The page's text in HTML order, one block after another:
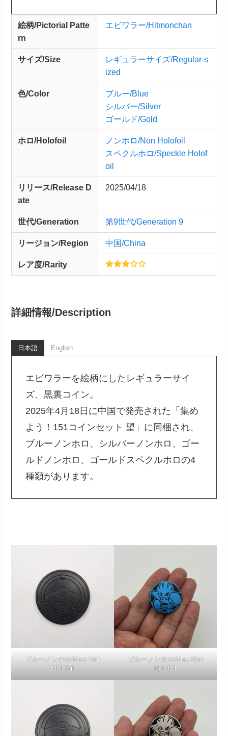
絵柄/Pictorial Patte
rn
エビワラー/Hitmonchan
サイズ/Size
レギュラーサイズ/Regular-s
ized
色/Color
ブルー/Blue
シルバー/Silver
ゴールド/Gold
ホロ/Holofoil
ノンホロ/Non Holofoil
スペクルホロ/Speckle Holof
oil
リリース/Release D
ate
2025/04/18
世代/Generation 第9世代/Generation 9
リージョン/Region 中国/China
レア度/Rarity
詳細情報/Description
日本語 English
エビワラーを絵柄にしたレギュラーサイ
ズ、黒裏コイン。
2025年4月18日に中国で発売された「集め
よう！151コインセット 望」に同梱され、
ブルーノンホロ、シルバーノンホロ、ゴー
ルドノンホロ、ゴールドスペクルホロの4
種類があります。
ブルーノンホロ/Blue Non
Holofoil
ブルーノンホロ/Blue Non
Holofoil